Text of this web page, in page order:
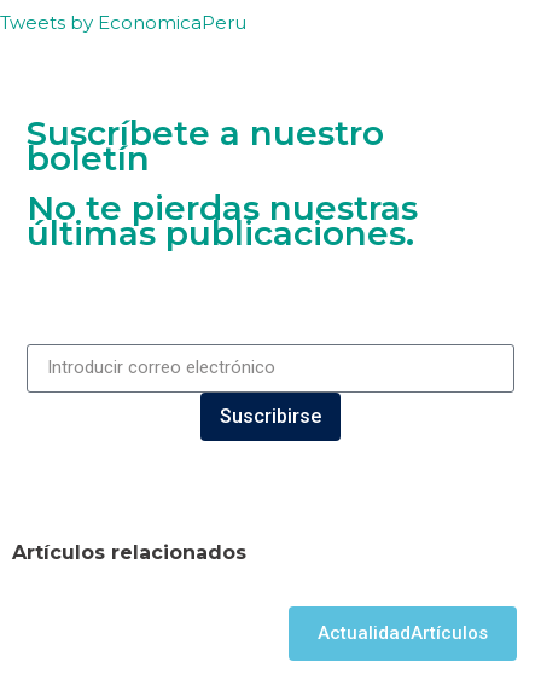
Tweets by EconomicaPeru
Suscríbete a nuestro
boletín
No te pierdas nuestras
últimas publicaciones.
Suscribirse
Artículos relacionados
ActualidadArtículos